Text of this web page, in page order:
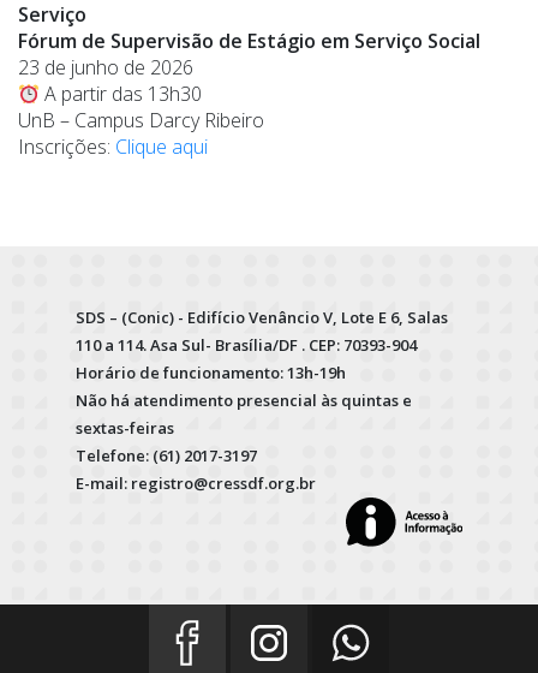
Serviço
Fórum de Supervisão de Estágio em Serviço Social
23 de junho de 2026
A partir das 13h30
UnB – Campus Darcy Ribeiro
Inscrições: Clique aqui
SDS – (Conic) - Edifício Venâncio V, Lote E 6, Salas
110 a 114. Asa Sul- Brasília/DF . CEP: 70393-904
Horário de funcionamento: 13h-19h
Não há atendimento presencial às quintas e
sextas-feiras
Telefone: (61) 2017-3197
E-mail: registro@cressdf.org.br